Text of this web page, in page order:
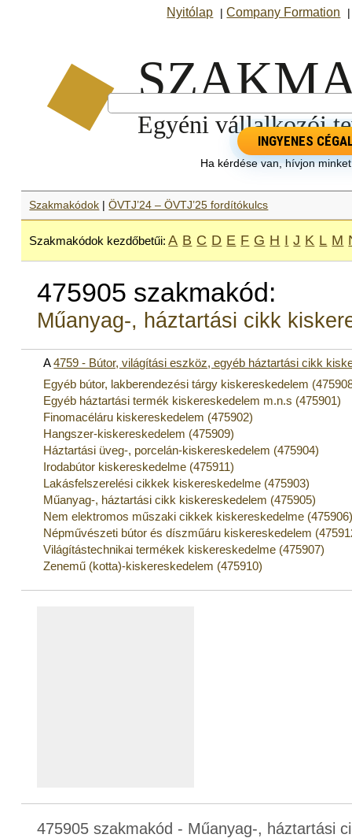
Nyitólap |Company Formation
INGYENES
Ha kérdése van, hívjon
Szakmakódok |ÖVTJ’24 – ÖVTJ’25 fordítókulcs
Szakmakódok kezdőbetűi: A B C D E F G H I J K L M
475905 szakmakód:
Műanyag-, háztartási cikk
A4759 - Bútor, világítási eszköz, egyéb háztartási cikk
Egyéb bútor, lakberendezési tárgy kiskereskedelem
Egyéb háztartási termék kiskereskedelem m.n.s (475901)
Finomacéláru kiskereskedelem (475902)
Hangszer-kiskereskedelem (475909)
Háztartási üveg-, porcelán-kiskereskedelem (475904)
Irodabútor kiskereskedelme (475911)
Lakásfelszerelési cikkek kiskereskedelme (475903)
Műanyag-, háztartási cikk kiskereskedelem (475905)
Nem elektromos műszaki cikkek kiskereskedelme
Népművészeti bútor és díszműáru kiskereskedelem
Világítástechnikai termékek kiskereskedelme (475907)
Zenemű (kotta)-kiskereskedelem (475910)
475905 szakmakód - Műanyag-, háztartási